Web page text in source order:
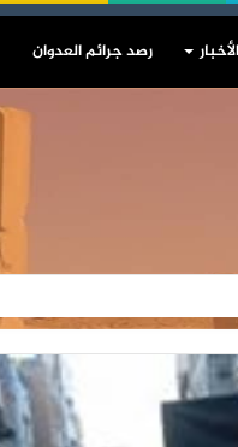
الأخبار رصد جرائم العدوان